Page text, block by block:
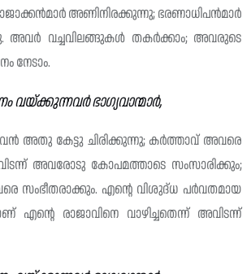
അണിനിരക്കുന്നു; ഭരണാധിപൻമാർ
അവർ വച്ചവിലങ്ങുകൾ തകർക്കാം; അവരുടെ
നേടാം.
ഭാഗ്യവാന്മാർ,
അതു കേട്ടു ചിരിക്കുന്നു; കർത്താവ് അവരെ
അവരോടു കോപമത്താടെ സംസാരിക്കും;
സംഭീതരാക്കും. എന്റെ വിശുദ്‌ധ പർവതമായ
രാജാവിനെ വാഴിച്ചതെന്ന് അവിടന്ന്